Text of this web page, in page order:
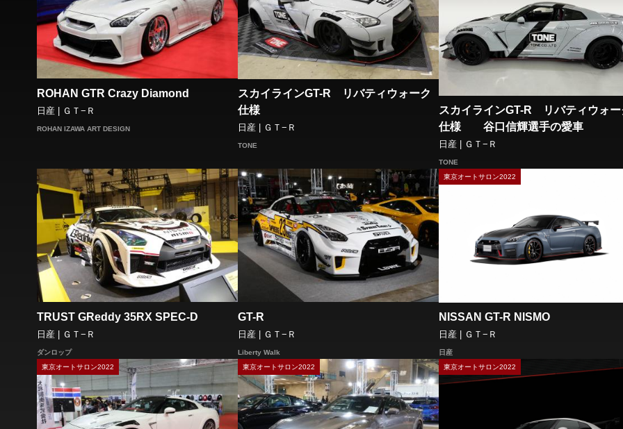
ROHAN GTR Crazy Diamond
日産 | ＧＴ−Ｒ
ROHAN IZAWA ART DESIGN
スカイラインGT-R リバティウォーク
仕様
日産 | ＧＴ−Ｒ
TONE
スカイラインGT-R リバティウォー
仕様 谷口信輝選手の愛車
日産 | ＧＴ−Ｒ
TONE
TRUST GReddy 35RX SPEC-D
日産 | ＧＴ−Ｒ
ダンロップ
GT-R
日産 | ＧＴ−Ｒ
Liberty Walk
東京オートサロン2022
NISSAN GT-R NISMO
日産 | ＧＴ−Ｒ
日産
東京オートサロン2022
東京オートサロン2022 東京オートサロン2022